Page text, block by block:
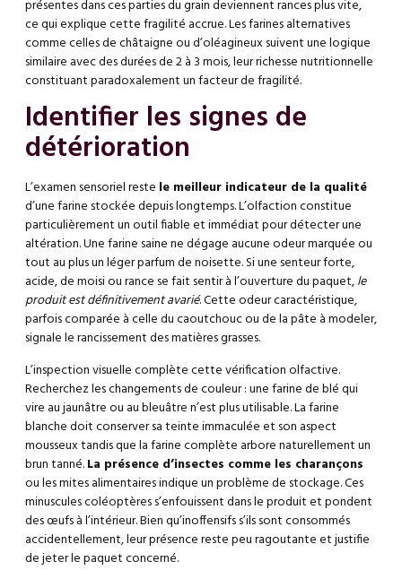
présentes dans ces parties du grain deviennent rances plus vite,
ce qui explique cette fragilité accrue. Les farines alternatives
comme celles de châtaigne ou d’oléagineux suivent une logique
similaire avec des durées de 2 à 3 mois, leur richesse nutritionnelle
constituant paradoxalement un facteur de fragilité.
Identifier les signes de
détérioration
L’examen sensoriel reste le meilleur indicateur de la qualité
d’une farine stockée depuis longtemps. L’olfaction constitue
particulièrement un outil fiable et immédiat pour détecter une
altération. Une farine saine ne dégage aucune odeur marquée ou
tout au plus un léger parfum de noisette. Si une senteur forte,
acide, de moisi ou rance se fait sentir à l’ouverture du paquet,le
produit est définitivement avarié. Cette odeur caractéristique,
parfois comparée à celle du caoutchouc ou de la pâte à modeler,
signale le rancissement des matières grasses.
L’inspection visuelle complète cette vérification olfactive.
Recherchez les changements de couleur : une farine de blé qui
vire au jaunâtre ou au bleuâtre n’est plus utilisable. La farine
blanche doit conserver sa teinte immaculée et son aspect
mousseux tandis que la farine complète arbore naturellement un
brun tanné.La présence d’insectes comme les charançons
ou les mites alimentaires indique un problème de stockage. Ces
minuscules coléoptères s’enfouissent dans le produit et pondent
des œufs à l’intérieur. Bien qu’inoffensifs s’ils sont consommés
accidentellement, leur présence reste peu ragoutante et justifie
de jeter le paquet concerné.